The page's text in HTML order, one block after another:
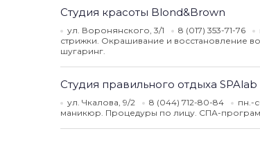
Студия красоты Blond&Brown
ул. Воронянского, 3/1 8 (017) 353-71-76
стрижки. Окрашивание и восстановление
шугаринг.
Студия правильного отдыха SPAlab
ул. Чкалова, 9/2 8 (044) 712-80-84 пн.-
маникюр. Процедуры по лицу. СПА-